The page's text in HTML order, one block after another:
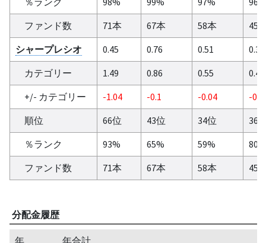
ファンド数
71本 67本 58本
45
シャープレシオ
0.45 0.76 0.51
0.31
カテゴリー
1.49 0.86 0.55
0.44
+/- カテゴリー
-1.04 -0.1 -0.04
-
順位
66位 43位 34位
36
％ランク
93% 65% 59%
80%
ファンド数
71本 67本 58本 45
分配金履歴
年 年合計